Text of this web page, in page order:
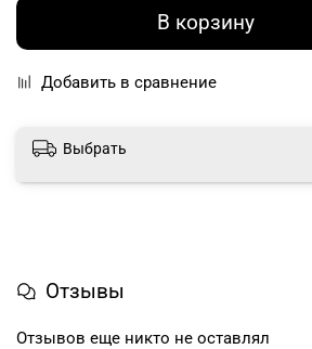
В корзину
Добавить в сравнение
Выбрать
Отзывы
Отзывов еще никто не оставлял